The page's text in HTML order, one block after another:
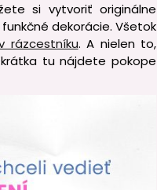
si vytvoriť originálne
dekorácie. Všetok
rázcestníku. A nielen to,
tu nájdete pokope